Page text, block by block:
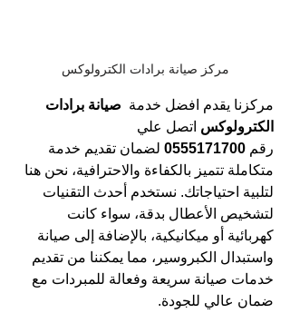
مركز صيانة برادات الكترولوكس
مركزنا يقدم افضل خدمة صيانة برادات
الكترولوكس اتصل علي
رقم 0555171700 لضمان تقديم خدمة
متكاملة تتميز بالكفاءة والاحترافية، نحن هنا
لتلبية احتياجاتك. نستخدم أحدث التقنيات
لتشخيص الأعطال بدقة، سواء كانت
كهربائية أو ميكانيكية، بالإضافة إلى صيانة
واستبدال الكبروسير، مما يمكننا من تقديم
خدمات صيانة سريعة وفعالة للمبردات مع
ضمان عالي للجودة.